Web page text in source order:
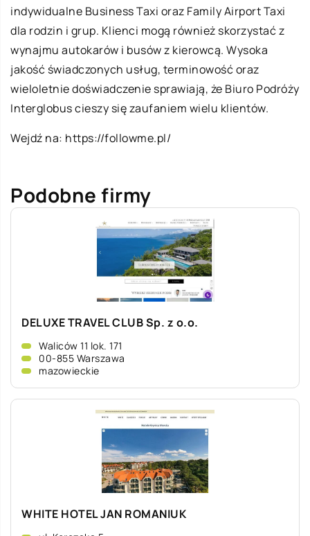
indywidualne Business Taxi oraz Family Airport Taxi
dla rodzin i grup. Klienci mogą również skorzystać z
wynajmu autokarów i busów z kierowcą. Wysoka
jakość świadczonych usług, terminowość oraz
wieloletnie doświadczenie sprawiają, że Biuro Podróży
Interglobus cieszy się zaufaniem wielu klientów.
Wejdź na: https://followme.pl/
Podobne firmy
DELUXE TRAVEL CLUB Sp. z o.o.
Waliców 11 lok. 171
00-855 Warszawa
mazowieckie
WHITE HOTEL JAN ROMANIUK